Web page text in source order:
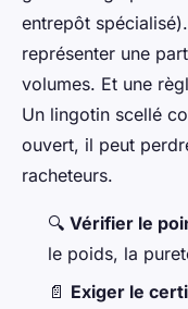
entrepôt
représenter une
volumes. Et une
Un lingotin scellé
ouvert, il peut
racheteurs.
🔍 Vérifier le
le poids, la
📄 Exiger le